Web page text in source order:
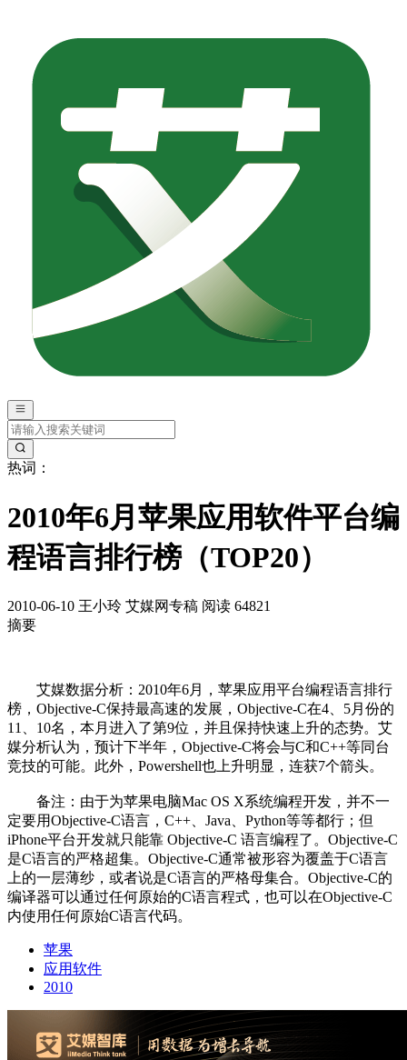
热词：
2010年6月苹果应用软件平台编
程语言排行榜（TOP20）
2010-06-10 王小玲 艾媒网专稿 阅读 64821
摘要
艾媒数据分析：2010年6月，苹果应用平台编程语言排行
榜，Objective-C保持最高速的发展，Objective-C在4、5月份的
11、10名，本月进入了第9位，并且保持快速上升的态势。艾
媒分析认为，预计下半年，Objective-C将会与C和C++等同台
竞技的可能。此外，Powershell也上升明显，连获7个箭头。
备注：由于为苹果电脑Mac OS X系统编程开发，并不一
定要用Objective-C语言，C++、Java、Python等等都行；但
iPhone平台开发就只能靠 Objective-C 语言编程了。Objective-C
是C语言的严格超集。Objective-C通常被形容为覆盖于C语言
上的一层薄纱，或者说是C语言的严格母集合。Objective-C的
编译器可以通过任何原始的C语言程式，也可以在Objective-C
内使用任何原始C语言代码。
苹果
应用软件
2010